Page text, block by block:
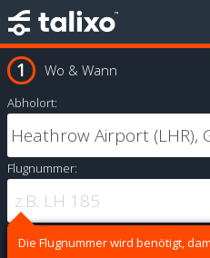
Wo & Wann
Abholort:
Flugnummer:
Die Flugnummer wird benötigt,